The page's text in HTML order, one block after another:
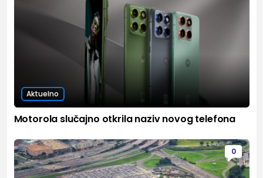
Aktuelno
Motorola slučajno otkrila naziv novog telefona
0